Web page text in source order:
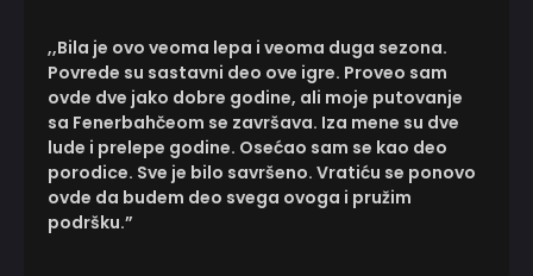
,,Bila je ovo veoma lepa i veoma duga sezona.
Povrede su sastavni deo ove igre. Proveo sam
ovde dve jako dobre godine, ali moje putovanje
sa Fenerbahčeom se završava. Iza mene su dve
lude i prelepe godine. Osećao sam se kao deo
porodice. Sve je bilo savršeno. Vratiću se ponovo
ovde da budem deo svega ovoga i pružim
podršku.”